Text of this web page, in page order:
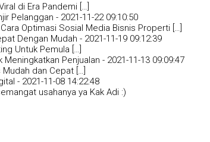
di Era Pandemi […]
Pelanggan - 2021-11-22 09:10:50
Optimasi Sosial Media Bisnis Properti […]
Dengan Mudah - 2021-11-19 09:12:39
Untuk Pemula […]
Penjualan - 2021-11-13 09:09:47
dan Cepat […]
- 2021-11-08 14:22:48
usahanya ya Kak Adi :)